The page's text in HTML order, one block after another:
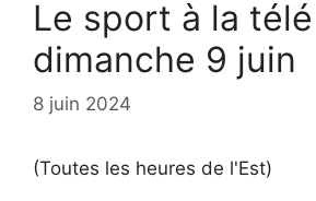
Le sport à la
dimanche 9 juin
8 juin 2024
(Toutes les heures de l'Est)